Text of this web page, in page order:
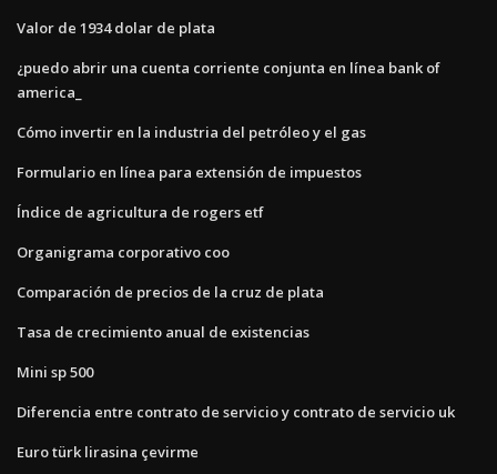
Valor de 1934 dolar de plata
¿puedo abrir una cuenta corriente conjunta en línea bank of
america_
Cómo invertir en la industria del petróleo y el gas
Formulario en línea para extensión de impuestos
Índice de agricultura de rogers etf
Organigrama corporativo coo
Comparación de precios de la cruz de plata
Tasa de crecimiento anual de existencias
Mini sp 500
Diferencia entre contrato de servicio y contrato de servicio uk
Euro türk lirasina çevirme